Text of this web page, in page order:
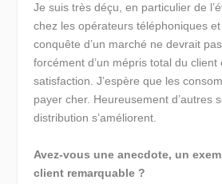
Je suis très déçu, en particulier de
chez les opérateurs téléphoniques et
conquête d’un marché ne devrait
forcément d’un mépris total du client
satisfaction. J’espère que les
payer cher. Heureusement d’autres
distribution s’améliorent.
Avez-vous une anecdote, un
client remarquable ?